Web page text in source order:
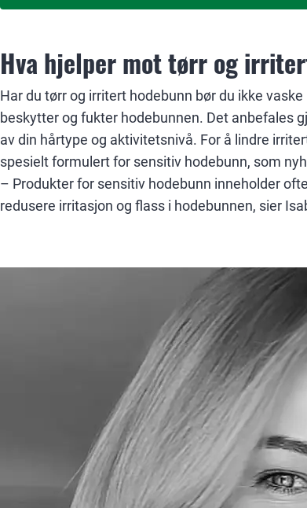
Hva hjelper mot tørr og
Har du tørr og irritert hodebunn bør du ikke
beskytter og fukter hodebunnen. Det anbefales
av din hårtype og aktivitetsnivå. For å lindre
spesielt formulert for sensitiv hodebunn, som
– Produkter for sensitiv hodebunn inneholder
redusere irritasjon og flass i hodebunnen, sier